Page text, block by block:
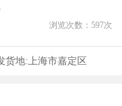
浏览次数： 597次
货地:上海市嘉定区